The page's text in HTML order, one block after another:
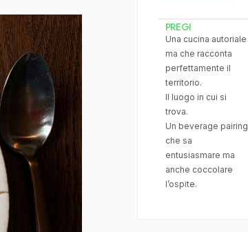
PREGI
Una cucina autoriale
ma che racconta
perfettamente il
territorio.
Il luogo in cui si
trova.
Un beverage pairing
che sa
entusiasmare ma
anche coccolare
l’ospite.